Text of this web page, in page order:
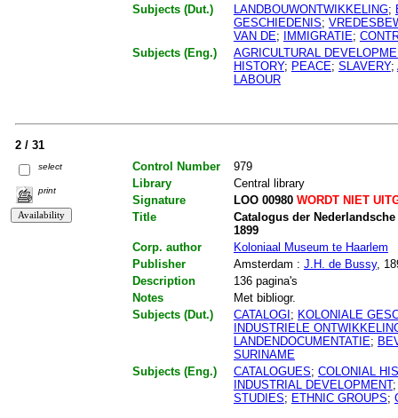
Subjects (Dut.)
LANDBOUWONTWIKKELING;
GESCHIEDENIS;
VAN DE; IMMIGRATIE;
Subjects (Eng.)
AGRICULTURAL
HISTORY; PEACE; SLAVERY;
LABOUR
2 / 31
select
print
Control Number
979
Library
Central library
Signature
LOO 00980WORDT NIET
Title
Catalogus der
1899
Corp. author
Koloniaal Museum te Haarlem
Publisher
Amsterdam : J.H. de Bussy,
Description
136 pagina's
Notes
Met bibliogr.
Subjects (Dut.)
CATALOGI; KOLONIALE
INDUSTRIELE
LANDENDOCUMENTATIE;
SURINAME
Subjects (Eng.)
CATALOGUES; COLONIAL
INDUSTRIAL DEVELOPMENT
STUDIES; ETHNIC GROUPS;